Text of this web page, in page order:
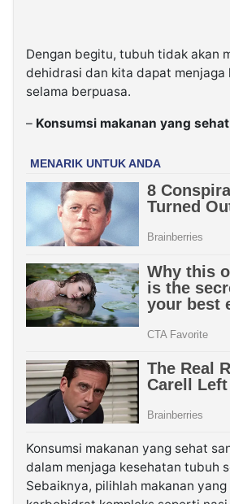
Dengan begitu, tubuh tidak akan
dehidrasi dan kita dapat menjaga
selama berpuasa.
– Konsumsi makanan yang sehat
Konsumsi makanan yang sehat
dalam menjaga kesehatan tubuh
Sebaiknya, pilihlah makanan